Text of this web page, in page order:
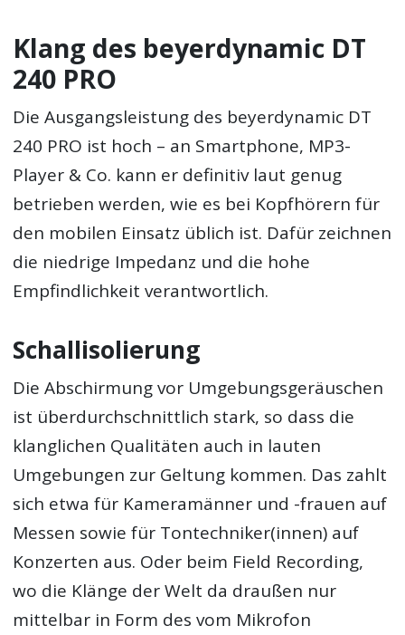
Klang des beyerdynamic DT
240 PRO
Die Ausgangsleistung des beyerdynamic DT
240 PRO ist hoch – an Smartphone, MP3-
Player & Co. kann er definitiv laut genug
betrieben werden, wie es bei Kopfhörern für
den mobilen Einsatz üblich ist. Dafür zeichnen
die niedrige Impedanz und die hohe
Empfindlichkeit verantwortlich.
Schallisolierung
Die Abschirmung vor Umgebungsgeräuschen
ist überdurchschnittlich stark, so dass die
klanglichen Qualitäten auch in lauten
Umgebungen zur Geltung kommen. Das zahlt
sich etwa für Kameramänner und -frauen auf
Messen sowie für Tontechniker(innen) auf
Konzerten aus. Oder beim Field Recording,
wo die Klänge der Welt da draußen nur
mittelbar in Form des vom Mikrofon